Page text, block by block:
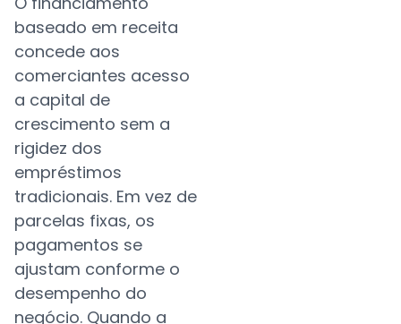
baseado em receita
concede aos
comerciantes acesso
a capital de
crescimento sem a
rigidez dos
empréstimos
tradicionais. Em vez de
parcelas fixas, os
pagamentos se
ajustam conforme o
desempenho do
negócio. Quando a